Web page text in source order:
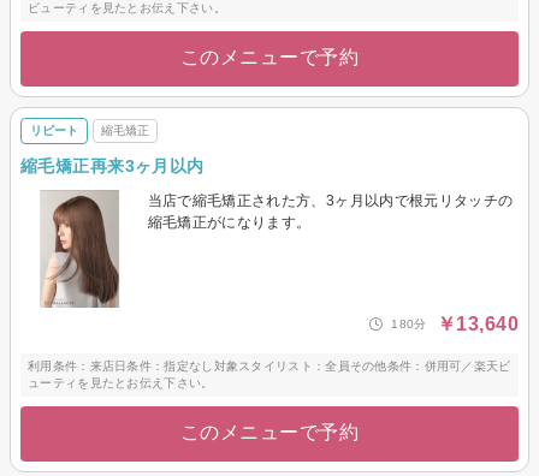
ビューティを見たとお伝え下さい。
このメニューで予約
リピート 縮毛矯正
縮毛矯正再来3ヶ月以内
当店で縮毛矯正された方、3ヶ月以内で根元リタッチの
縮毛矯正がになります。
180分 ￥13,640
利用条件：来店日条件：指定なし対象スタイリスト：全員その他条件：併用可／楽天ビ
ューティを見たとお伝え下さい。
このメニューで予約